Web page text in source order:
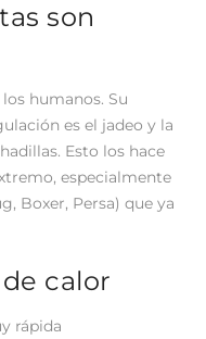
son
humanos. Su
es el jadeo y la
Esto los hace
especialmente
Boxer, Persa) que ya
calor
rápida